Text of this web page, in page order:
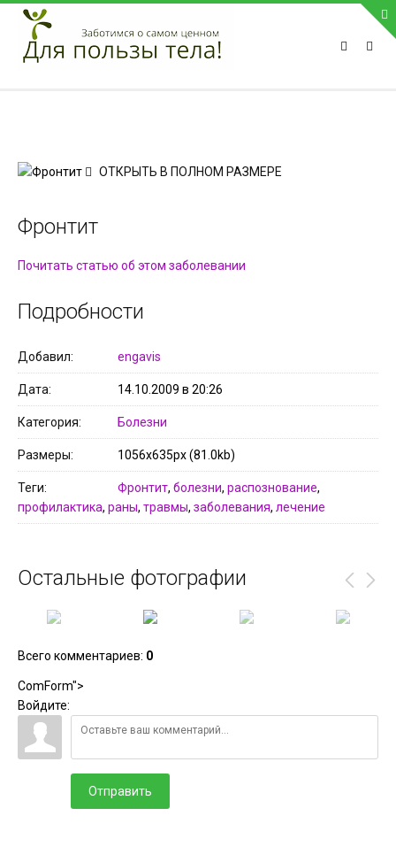
ПРИВЕТСТВУЕМ НА НАШЕМ САЙТЕ
Блок скоро обновится
Телефон:
Мобильный:
E-mail:admin@medvestnic.ru
Форма обратной связи
ОТКРЫТЬ В ПОЛНОМ РАЗМЕРЕ
Фронтит
Почитать статью об этом заболевании
Подробности
Добавил engavis
Дата 14.10.2009 в 20:26
Категория Болезни
Размеры 1056x635px (81.0kb)
Теги Фронтит, болезни, распознование,
профилактика, раны, травмы, заболевания, лечение
Остальные фотографии
Всего комментариев: 0
ComForm">
Войдите:
Отправить